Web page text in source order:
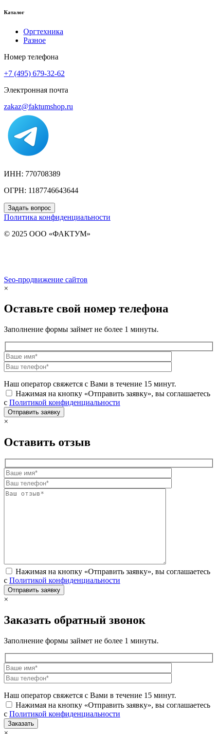
Каталог
Оргтехника
Разное
Номер телефона
+7 (495) 679-32-62
Электронная почта
zakaz@faktumshop.ru
ИНН: 770708389
ОГРН: 1187746643644
Задать вопрос
Политика конфиденциальности
© 2025 ООО «ФАКТУМ»
Seo-продвижение сайтов
×
Оставьте свой номер телефона
Заполнение формы займет не более 1 минуты.
Наш оператор свяжется с Вами в течение 15 минут.
Нажимая на кнопку «Отправить заявку», вы соглашаетесь
с Политикой конфиденциальности
×
Оставить отзыв
Нажимая на кнопку «Отправить заявку», вы соглашаетесь
с Политикой конфиденциальности
×
Заказать обратный звонок
Заполнение формы займет не более 1 минуты.
Наш оператор свяжется с Вами в течение 15 минут.
Нажимая на кнопку «Отправить заявку», вы соглашаетесь
с Политикой конфиденциальности